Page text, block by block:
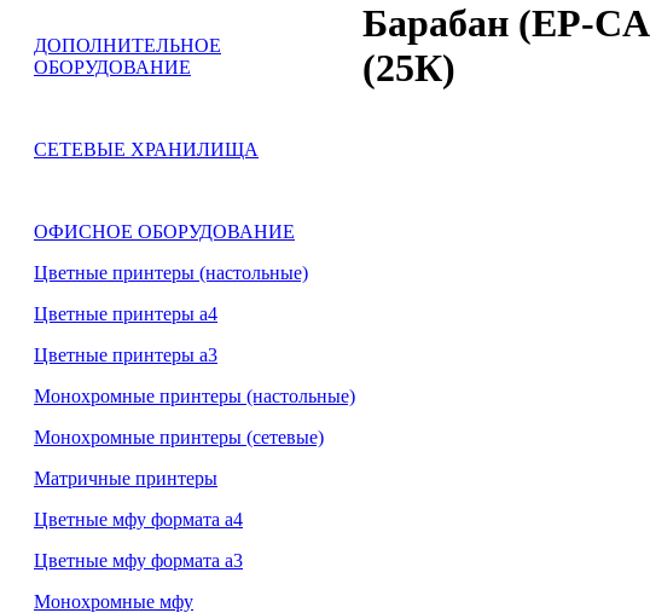
ДОПОЛНИТЕЛЬНОЕ
ОБОРУДОВАНИЕ
СЕТЕВЫЕ ХРАНИЛИЩА
ОФИСНОЕ ОБОРУДОВАНИЕ
Цветные принтеры (настольные)
Цветные принтеры а4
Цветные принтеры а3
Монохромные принтеры (настольные)
Монохромные принтеры (сетевые)
Матричные принтеры
Цветные мфу формата а4
Цветные мфу формата а3
Монохромные мфу
Барабан (EP-
(25К)